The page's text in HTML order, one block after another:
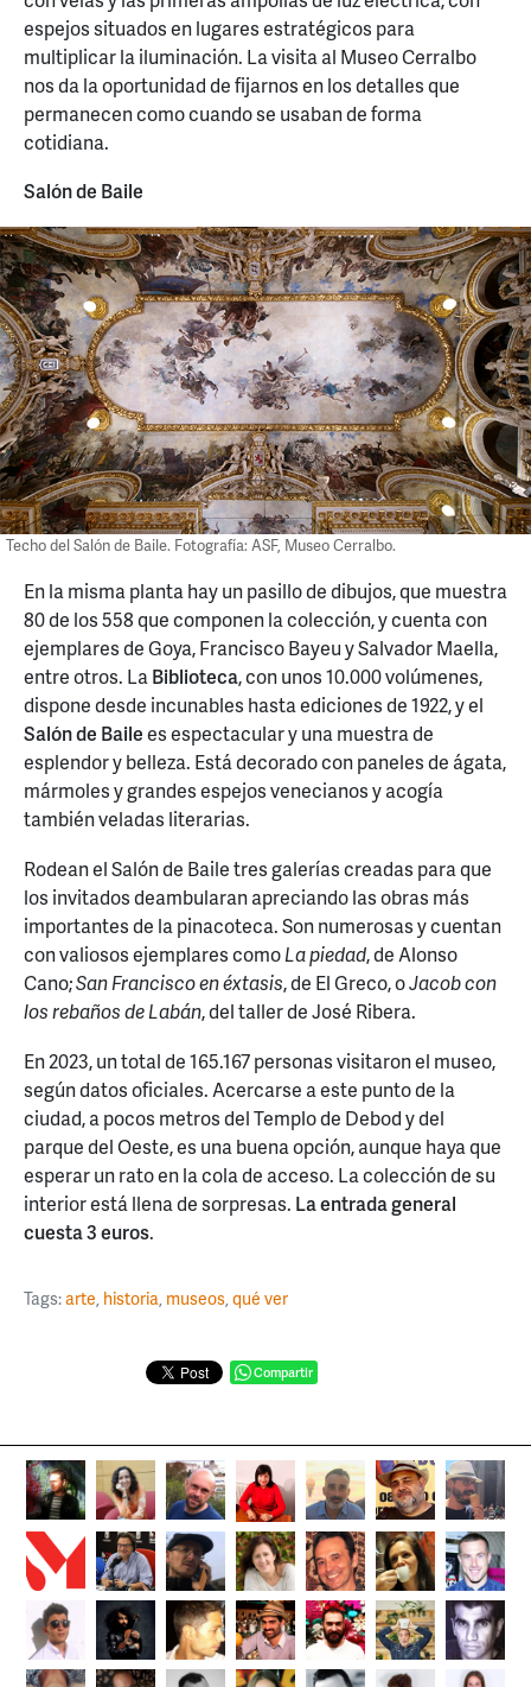
espejos situados en lugares estratégicos para
multiplicar la iluminación. La visita al Museo Cerralbo
nos da la oportunidad de fijarnos en los detalles que
permanecen como cuando se usaban de forma
cotidiana.
Salón de Baile
Techo del Salón de Baile. Fotografía: ASF, Museo Cerralbo.
En la misma planta hay un pasillo de dibujos, que muestra
80 de los 558 que componen la colección, y cuenta con
ejemplares de Goya, Francisco Bayeu y Salvador Maella,
entre otros. LaBiblioteca, con unos 10.000 volúmenes,
dispone desde incunables hasta ediciones de 1922, y el
Salón de Bailees espectacular y una muestra de
esplendor y belleza. Está decorado con paneles de ágata,
mármoles y grandes espejos venecianos y acogía
también veladas literarias.
Rodean el Salón de Baile tres galerías creadas para que
los invitados deambularan apreciando las obras más
importantes de la pinacoteca. Son numerosas y cuentan
con valiosos ejemplares comoLa piedad, de Alonso
Cano;San Francisco en éxtasis, de El Greco, oJacob con
los rebaños de Labán, del taller de José Ribera.
En 2023, un total de 165.167 personas visitaron el museo,
según datos oficiales. Acercarse a este punto de la
ciudad, a pocos metros del Templo de Debod y del
parque del Oeste, es una buena opción, aunque haya que
esperar un rato en la cola de acceso. La colección de su
interior está llena de sorpresas. La entrada general
cuesta 3 euros.
Tags:arte, historia, museos,qué ver
Compartir